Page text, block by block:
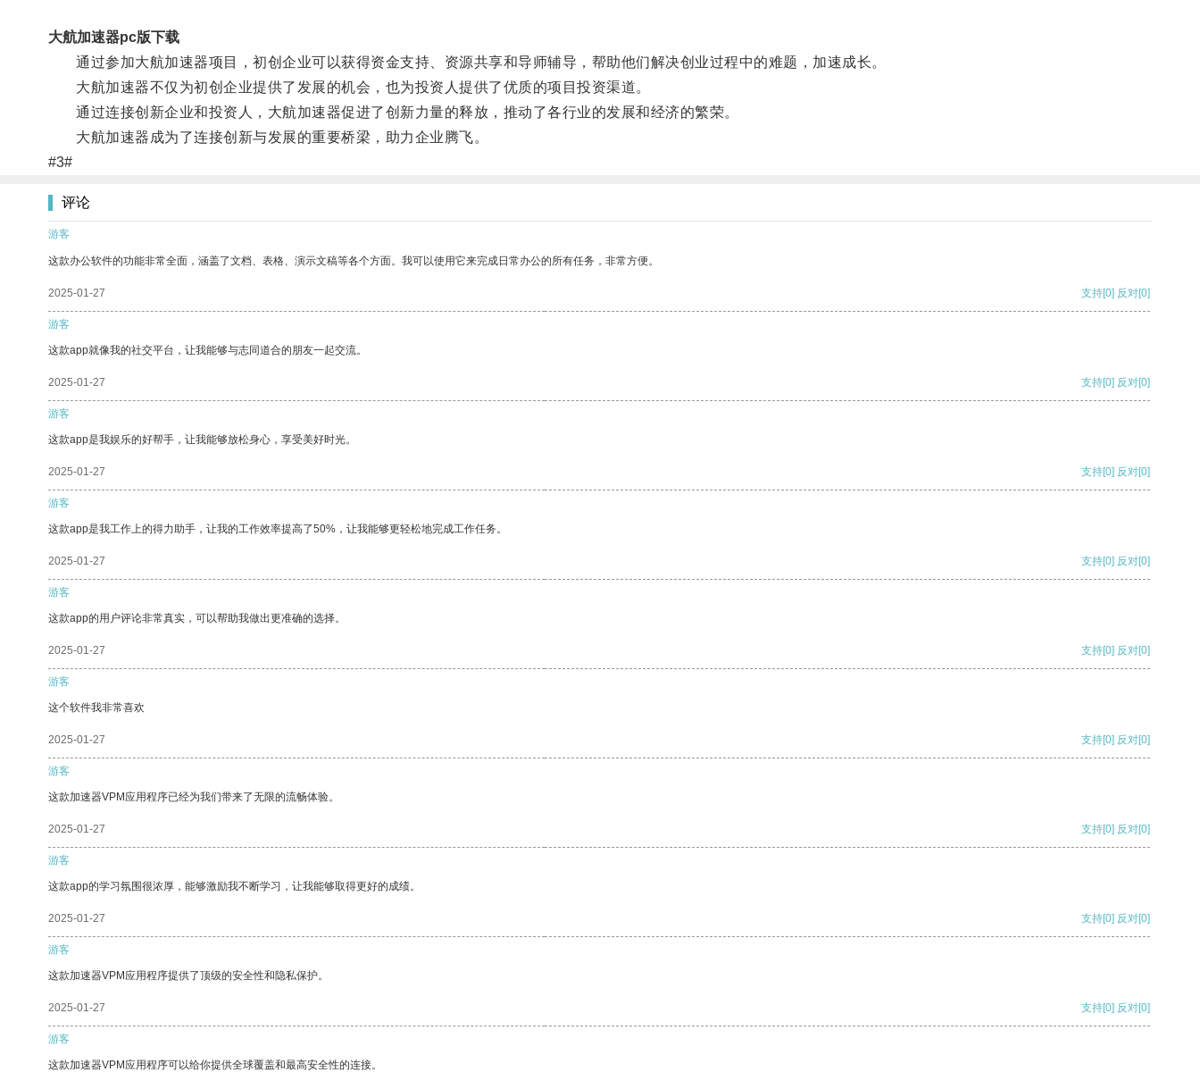
大航加速器pc版下载
通过参加大航加速器项目，初创企业可以获得资金支持、资源共享和导师辅导，帮助他们解决创业过程中的难题，加速成长。
大航加速器不仅为初创企业提供了发展的机会，也为投资人提供了优质的项目投资渠道。
通过连接创新企业和投资人，大航加速器促进了创新力量的释放，推动了各行业的发展和经济的繁荣。
大航加速器成为了连接创新与发展的重要桥梁，助力企业腾飞。
#3#
评论
游客
这款办公软件的功能非常全面，涵盖了文档、表格、演示文稿等各个方面。我可以使用它来完成日常办公的所有任务，非常方便。
2025-01-27 支持[0] 反对[0]
游客
这款app就像我的社交平台，让我能够与志同道合的朋友一起交流。
2025-01-27 支持[0] 反对[0]
游客
这款app是我娱乐的好帮手，让我能够放松身心，享受美好时光。
2025-01-27 支持[0] 反对[0]
游客
这款app是我工作上的得力助手，让我的工作效率提高了50%，让我能够更轻松地完成工作任务。
2025-01-27 支持[0] 反对[0]
游客
这款app的用户评论非常真实，可以帮助我做出更准确的选择。
2025-01-27 支持[0] 反对[0]
游客
这个软件我非常喜欢
2025-01-27 支持[0] 反对[0]
游客
这款加速器VPM应用程序已经为我们带来了无限的流畅体验。
2025-01-27 支持[0] 反对[0]
游客
这款app的学习氛围很浓厚，能够激励我不断学习，让我能够取得更好的成绩。
2025-01-27 支持[0] 反对[0]
游客
这款加速器VPM应用程序提供了顶级的安全性和隐私保护。
2025-01-27 支持[0] 反对[0]
游客
这款加速器VPM应用程序可以给你提供全球覆盖和最高安全性的连接。